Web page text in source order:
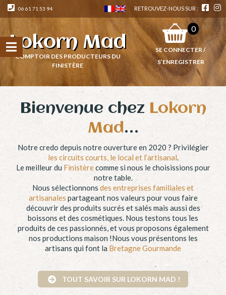
06 61 71 53 94 RETROUVEZ-NOUS SUR :
Lokorn Mad
COMPTOIR DES PRODUCTEURS DU
FINISTÈRE
0
SE CONNECTER /
S’ENREGISTRER
Bienvenue chez Lokorn
Mad…
Notre credo depuis notre ouverture en 2020 ? Privilégier
les circuits courts, le local et l’artisanal.
Le meilleur du Finistèrecomme si nous le choisissions pour
notre table.
Nous sélectionnons des entreprises familiales et
artisanales partageant nos valeurs pour vous faire
découvrir des produits sucrés et salés mais aussi des
boissons et des cosmétiques. Nous testons tous les
produits de ces passionnés, et vous proposons également
nos productions maison !Nous vous présentons les
artisans qui font la Bretagne Gourmande
TOUT SAVOIR SUR LOKORN MAD !